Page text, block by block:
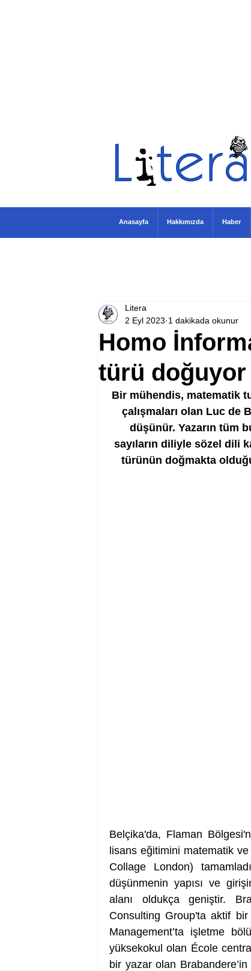
Homo
türü doğuyor
Litera
2 Eyl 2023 1 dakikada okunur
Bir mühendis, matematik
çalışmaları olan Luc de
düşünür. Yazarın tüm
sayıların diliyle sözel dili
türünün doğmakta
Belçika'da, Flaman
lisans eğitimini matematik
Collage London)
düşünmenin yapısı ve
alanı oldukça geniştir.
Consulting Group'ta aktif bir
Management’ta işletme
yüksekokul olan École
bir yazar olan
Anasayfa Hakkımızda Haber